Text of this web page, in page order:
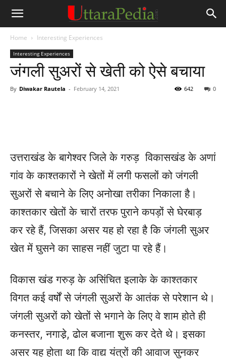
Home Interesting Experiences
Interesting Experiences
जंगली सुअरों से खेती को ऐसे बचाया
By Diwakar Rautela - February 14, 2021 0
642
उत्तराखंड के बागेश्वर जिले के गरुड़ विकासखंड के अणां
गांव के काश्तकारों ने खेतों में लगी फसलों को जंगली
सुअरों से बचाने के लिए अनोखा तरीका निकाला है।
काश्तकार खेतों के चारों तरफ पुराने कपड़ों से घेरबाड़
कर रहे हैं, जिसका असर यह हो रहा है कि जंगली सुअर
खेत में घुसने का साहस नहीं जुटा पा रहे हैं।
विकास खंड गरुड़ के असिंचित इलाके के काश्तकार
विगत कई वर्षों से जंगली सुअरों के आतंक से परेशान थे।
जंगली सुअरों को खेतों से भगाने के लिए वे शाम होते ही
कनस्तर, नगाडे़, ढोल बजाना शुरू कर देते थे। इसका
असर यह होता था कि वाद्य यंत्रों की आवाज सुनकर